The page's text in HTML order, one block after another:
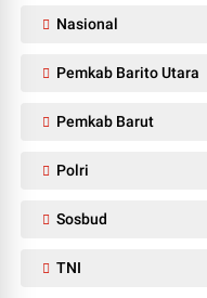
Nasional
Pemkab Barito Utara
Pemkab Barut
Polri
Sosbud
TNI